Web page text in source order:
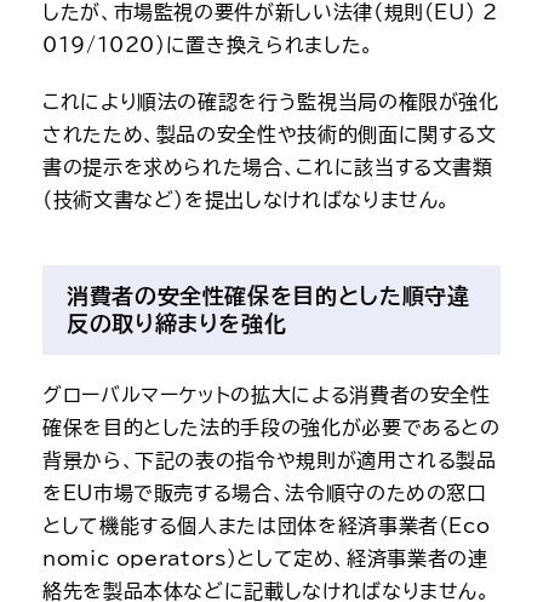
したが、市場監視の要件が新しい法律（規則(EU) 2
019/1020）に置き換えられました。
これにより順法の確認を行う監視当局の権限が強化
されたため、製品の安全性や技術的側面に関する文
書の提示を求められた場合、これに該当する文書類
（技術文書など）を提出しなければなりません。
消費者の安全性確保を目的とした順守違
反の取り締まりを強化
グローバルマーケットの拡大による消費者の安全性
確保を目的とした法的手段の強化が必要であるとの
背景から、下記の表の指令や規則が適用される製品
をEU市場で販売する場合、法令順守のための窓口
として機能する個人または団体を経済事業者（Eco
nomic operators）として定め、経済事業者の連
絡先を製品本体などに記載しなければなりません。